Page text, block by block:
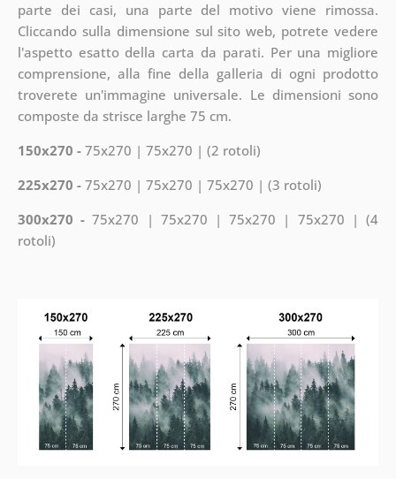
parte dei casi, una parte del motivo viene rimossa.
Cliccando sulla dimensione sul sito web, potrete vedere
l'aspetto esatto della carta da parati. Per una migliore
comprensione, alla fine della galleria di ogni prodotto
troverete un'immagine universale. Le dimensioni sono
composte da strisce larghe 75 cm.
150x270 -75x270 | 75x270 | (2 rotoli)
225x270 -75x270 | 75x270 | 75x270 | (3 rotoli)
300x270 -75x270 | 75x270 | 75x270 | 75x270 | (4
rotoli)